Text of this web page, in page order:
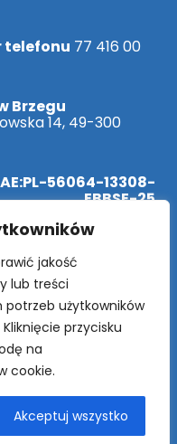
jakość
lub treści
użytkowników
przycisku
na
cookie.
Akceptuj wszystko
telefonu 77 416 00
Brzegu
14, 49-300
AE:PL-56064-13308-
EBBSE-25
SkrytkaESP